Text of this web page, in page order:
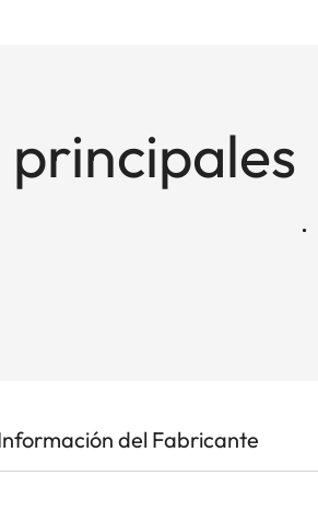
del Fabricante